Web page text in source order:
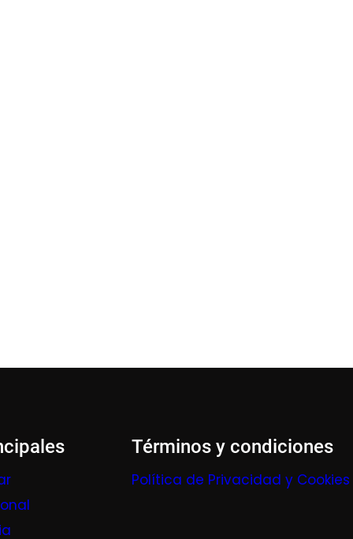
Términos y condiciones
Política de Privacidad y Cookies